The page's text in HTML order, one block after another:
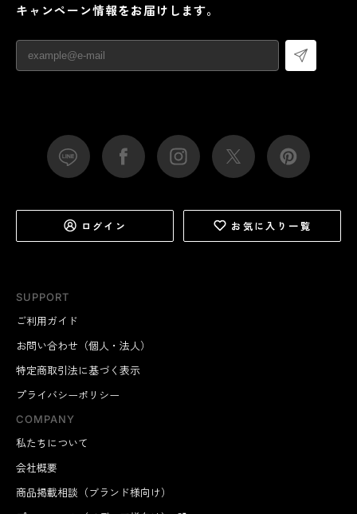
SUPPORT
ご利用ガイド
お問い合わせ（個人・法人）
特定商取引法に基づく表示
プライバシーポリシー
COMPANY
私たちについて
会社概要
商品掲載相談（ブランド様向け）
キャンペーン情報をお届けします。
ログイン お気に入り一覧